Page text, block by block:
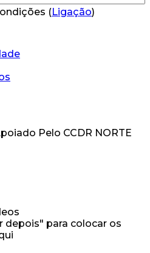
(Ligação)
depois" para colocar os